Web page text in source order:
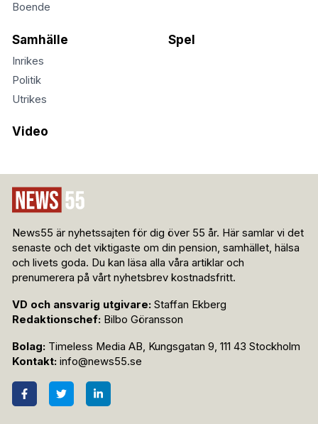
Boende
Samhälle
Inrikes
Politik
Utrikes
Spel
Video
News55 är nyhetssajten för dig över 55 år. Här samlar vi det
senaste och det viktigaste om din pension, samhället, hälsa
och livets goda. Du kan läsa alla våra artiklar och
prenumerera på vårt nyhetsbrev kostnadsfritt.
VD och ansvarig utgivare: Staffan Ekberg
Redaktionschef: Bilbo Göransson
Bolag: Timeless Media AB, Kungsgatan 9, 111 43 Stockholm
Kontakt: info@news55.se